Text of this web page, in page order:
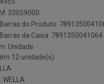
33059000
do Produto:
da Caixa: 7891350041064
Unidade
12 unidade(s)
WELLA